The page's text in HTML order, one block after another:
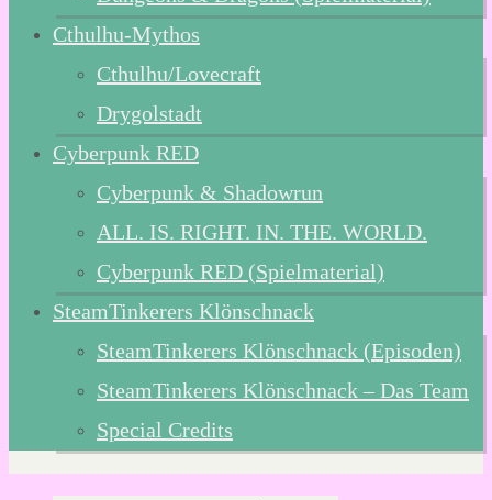
Cthulhu-Mythos
Cthulhu/Lovecraft
Drygolstadt
Cyberpunk RED
Cyberpunk & Shadowrun
ALL. IS. RIGHT. IN. THE. WORLD.
Cyberpunk RED (Spielmaterial)
SteamTinkerers Klönschnack
SteamTinkerers Klönschnack (Episoden)
SteamTinkerers Klönschnack – Das Team
Special Credits